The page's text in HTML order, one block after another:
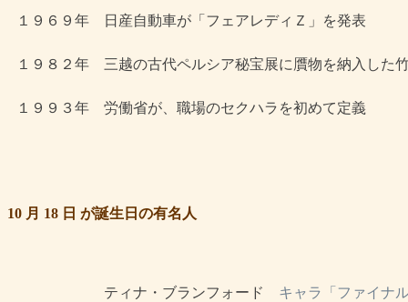
10 月 18 日 が誕生日の有名人
ティナ・ブランフォード キャラ「ファイナ